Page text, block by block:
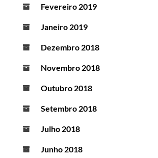
Fevereiro 2019
Janeiro 2019
Dezembro 2018
Novembro 2018
Outubro 2018
Setembro 2018
Julho 2018
Junho 2018